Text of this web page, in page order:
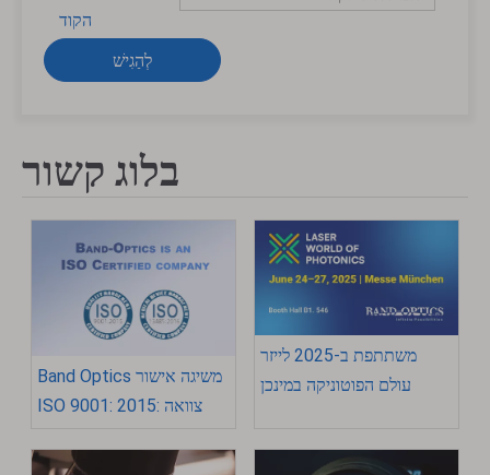
לְהַגִישׁ
בלוג קשור
משתתפת ב-2025 לייזר
עולם הפוטוניקה במינכן
Band Optics משיגה אישור
ISO 9001: 2015: צוואה